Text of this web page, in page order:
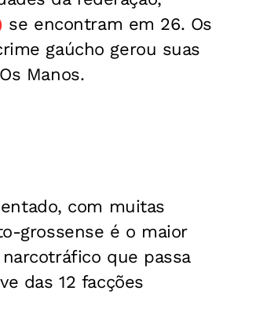
se encontram em 26. Os
gaúcho gerou suas
Manos.
com muitas
grossense é o maior
que passa
das 12 facções